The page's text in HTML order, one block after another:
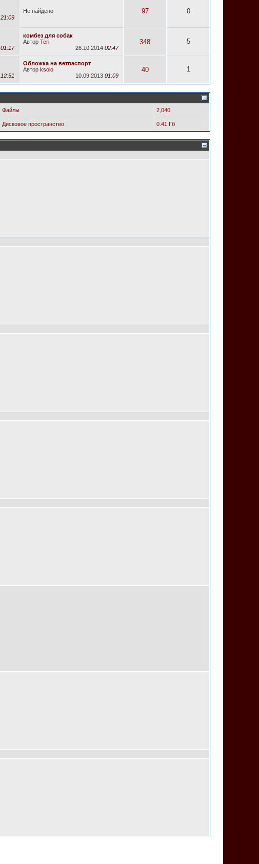
21:09
Не найдено 97 0
01:17
комбез для собак
Автор Teri
26.10.2014 02:47
348 5
12:51
Обложка на ветпаспорт
Автор ksolo
10.09.2013 01:09
40 1
Файлы 2,040
Дисковое пространство 0.41 Гб